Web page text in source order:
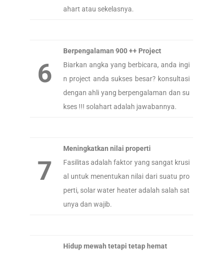
ahart atau sekelasnya.
6
Berpengalaman 900 ++ Project
Biarkan angka yang berbicara, anda ingi
n project anda sukses besar? konsultasi
dengan ahli yang berpengalaman dan su
kses !!! solahart adalah jawabannya.
7
Meningkatkan nilai properti
Fasilitas adalah faktor yang sangat krusi
al untuk menentukan nilai dari suatu pro
perti, solar water heater adalah salah sat
unya dan wajib.
Hidup mewah tetapi tetap hemat